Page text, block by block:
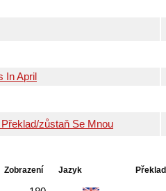
In April
zůstaň Se Mnou
Zobrazení Jazyk Překlad